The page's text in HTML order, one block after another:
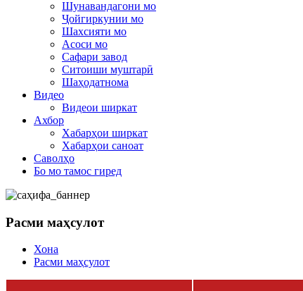
Шунавандагони мо
Ҷойгиркунии мо
Шахсияти мо
Асоси мо
Сафари завод
Ситоиши муштарӣ
Шаҳодатнома
Видео
Видеои ширкат
Ахбор
Хабарҳои ширкат
Хабарҳои саноат
Саволҳо
Бо мо тамос гиред
Расми маҳсулот
Хона
Расми маҳсулот